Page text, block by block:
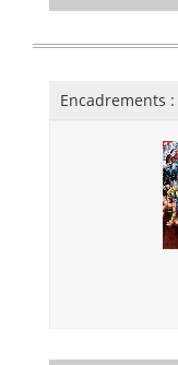
Encadrements :